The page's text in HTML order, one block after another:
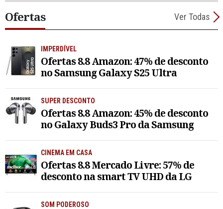
Ofertas Ver Todas
IMPERDÍVEL
Ofertas 8.8 Amazon: 47% de desconto
no Samsung Galaxy S25 Ultra
SUPER DESCONTO
Ofertas 8.8 Amazon: 45% de desconto
no Galaxy Buds3 Pro da Samsung
CINEMA EM CASA
Ofertas 8.8 Mercado Livre: 57% de
desconto na smart TV UHD da LG
SOM PODEROSO